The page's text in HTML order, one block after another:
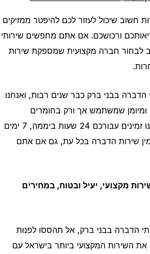
חשוב שיכול לעזור לכם להיפטר ממזיקים
ורכושכם. אם אתם מחפשים שירותי
לבחור חברה מקצועית שמספקת שירות
בבני ברק כבר שנים רבות, ואנחנו
ומיומן שמשתמש אך ורק בחומרים
איכותיים ובטוחיים. אנחנו זמינים עבורכם 24 שעות ביממה, 7 ימים
שירות הדברה בכל עת, גם אם אתם
מקצועי, יעיל ובטוח, במחירים
הדברה בבני ברק, אל תהססו לפנות
השירות המקצועי ביותר בישראל עם